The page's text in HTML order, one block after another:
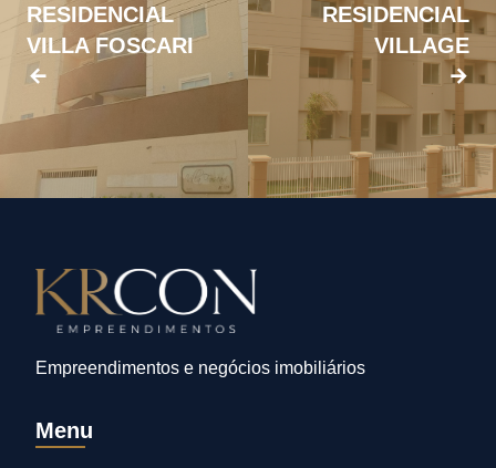
RESIDENCIAL
VILLA FOSCARI
RESIDENCIAL
VILLAGE
Empreendimentos e negócios imobiliários
Menu